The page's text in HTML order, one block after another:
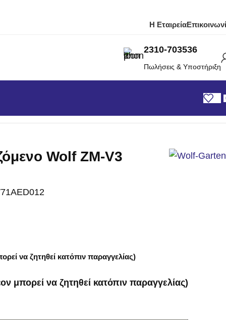
Η Εταιρεία
2310-703536
Πωλήσεις & Υποστήριξη
Wolf ZM-V3
να ζητηθεί κατόπιν παραγγελίας)
μπορεί να ζητηθεί κατόπιν παραγγελίας)